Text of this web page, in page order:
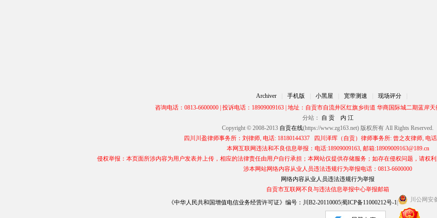
Archiver 手机版 小黑屋 宽带测速 现场评分
咨询电话：0813-6600000 | 投诉电话：18909009163 | 地址：自贡市自流井区红旗乡街道 华商国际城二期蓝岸
分站：
自 贡
内 江
Copyright © 2008-2013 自贡在线(https://www.zg163.net) 版权所有 All Rights Reserved.
四川川盈律师事务所：刘律师, 电话: 18180144337 四川泽珲（自贡）律师事务所: 曾之友律师, 电话
本网互联网违法和不良信息举报：电话:18909009163, 邮箱:18909009163@189.cn
侵权举报：本页面所涉内容为用户发表并上传，相应的法律责任由用户自行承担；本网站仅提供存储服务；如存在侵权问题，请权
涉本网站网络内容从业人员违法违规行为举报电话：0813-6600000
网络内容从业人员违法违规行为举报
自贡市互联网不良与违法信息举报中心举报邮箱
《中华人民共和国增值电信业务经营许可证》编号：川B2-20110005|蜀ICP备11000212号-1 川公网安